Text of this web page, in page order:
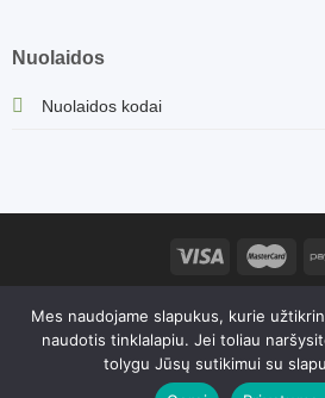
Nuolaidos
Nuolaidos kodai
yra saugomas autorių teisių.
savininko sutikimo yra draudžiamas.
Zenovaitės - Petkuvienės individuali
Mes naudojame slapukus, kurie
naudotis tinklalapiu. Jei toliau
tolygu Jūsų sutikimui su